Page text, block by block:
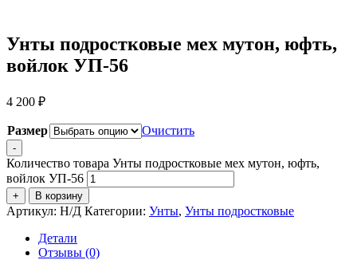
Унты подростковые мех мутон, юфть,
войлок УП-56
4 200 ₽
Размер Очистить
-
Количество товара Унты подростковые мех мутон, юфть,
войлок УП-56
+ В корзину
Артикул: Н/Д Категории: Унты, Унты подростковые
Детали
Отзывы (0)